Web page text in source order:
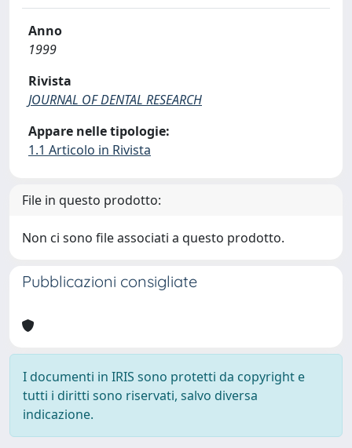
Anno
1999
Rivista
JOURNAL OF DENTAL RESEARCH
Appare nelle tipologie:
1.1 Articolo in Rivista
File in questo prodotto:
Non ci sono file associati a questo prodotto.
Pubblicazioni consigliate
I documenti in IRIS sono protetti da copyright e
tutti i diritti sono riservati, salvo diversa
indicazione.